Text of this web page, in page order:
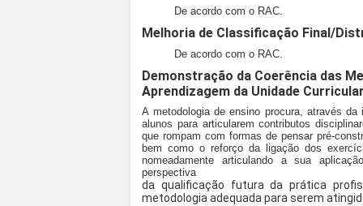
De acordo com o RAC.
Melhoria de Classificação Final/
De acordo com o RAC.
Demonstração da Coerência das
Aprendizagem da Unidade
A metodologia de ensino procura, através
alunos para articularem contributos
que rompam com formas de pensar pré-
bem como o reforço da ligação dos
nomeadamente articulando a sua
perspectiva
da qualificação futura da prática
metodologia adequada para serem